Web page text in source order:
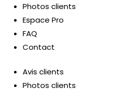
Photos clients
Espace Pro
FAQ
Contact
Avis clients
Photos clients